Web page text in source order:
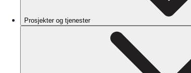
Prosjekter og tjenester